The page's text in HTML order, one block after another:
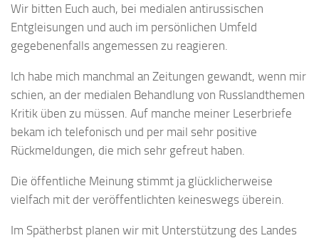
Wir bitten Euch auch, bei medialen antirussischen
Entgleisungen und auch im persönlichen Umfeld
gegebenenfalls angemessen zu reagieren.
Ich habe mich manchmal an Zeitungen gewandt, wenn mir
schien, an der medialen Behandlung von Russlandthemen
Kritik üben zu müssen. Auf manche meiner Leserbriefe
bekam ich telefonisch und per mail sehr positive
Rückmeldungen, die mich sehr gefreut haben.
Die öffentliche Meinung stimmt ja glücklicherweise
vielfach mit der veröffentlichten keineswegs überein.
Im Spätherbst planen wir mit Unterstützung des Landes